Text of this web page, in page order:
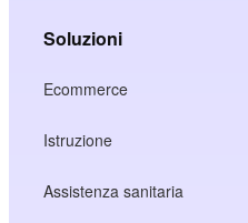
Soluzioni
Ecommerce
Istruzione
Assistenza sanitaria